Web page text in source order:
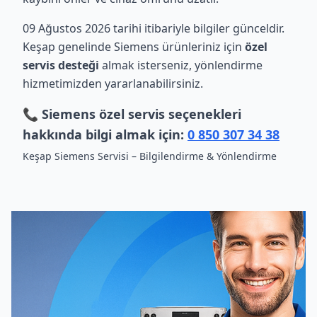
09 Ağustos 2026 tarihi itibariyle bilgiler günceldir.
Keşap genelinde Siemens ürünleriniz için özel
servis desteği almak isterseniz, yönlendirme
hizmetimizden yararlanabilirsiniz.
📞 Siemens özel servis seçenekleri
hakkında bilgi almak için: 0 850 307 34 38
Keşap Siemens Servisi – Bilgilendirme & Yönlendirme